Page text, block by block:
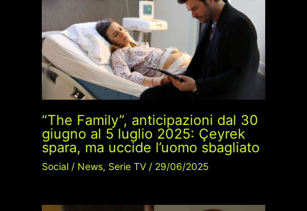
“The Family”, anticipazioni dal 30
giugno al 5 luglio 2025: Çeyrek
spara, ma uccide l’uomo sbagliato
Social/ News, Serie TV/ 29/06/2025